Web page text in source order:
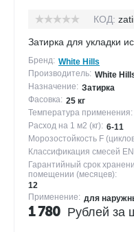
КОД:
Затирка для укладки
Бренд: White Hills
Производитель: White
Назначение: Затирка
Фасовка: 25 кг
Температура применения:
Расход на 1 м2 (кг): 6-11
Морозостойкость F
Классификация смесей
Гарантийный срок
помещении (месяцев):
12
Применение: для
1 780 Рублей за